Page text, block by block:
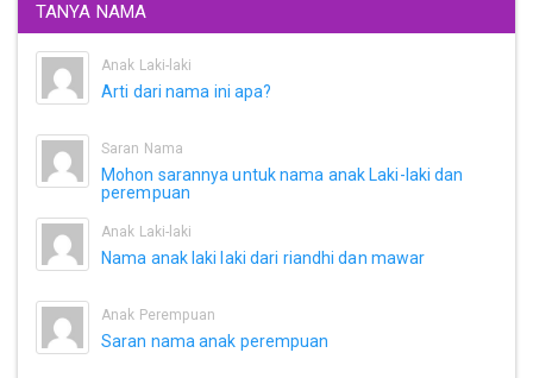
TANYA NAMA
Anak Laki-laki
Arti dari nama ini apa?
Saran Nama
Mohon sarannya untuk nama anak Laki-laki dan
perempuan
Anak Laki-laki
Nama anak laki laki dari riandhi dan mawar
Anak Perempuan
Saran nama anak perempuan